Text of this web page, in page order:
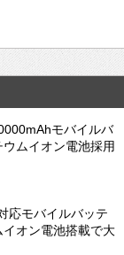
モバイルバ
ムイオン電池採用
応モバイルバッテ
オン電池搭載で大